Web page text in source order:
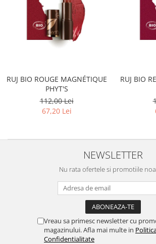
RUJ BIO ROUGE MAGNÉTIQUE
PHYT'S
112,00 Lei
67,20 Lei
RUJ BIO
NEWSLETTER
Nu rata ofertele si promotiile
Vreau sa primesc newsletter cu
magazinului. Afla mai multe in
Confidentialitate